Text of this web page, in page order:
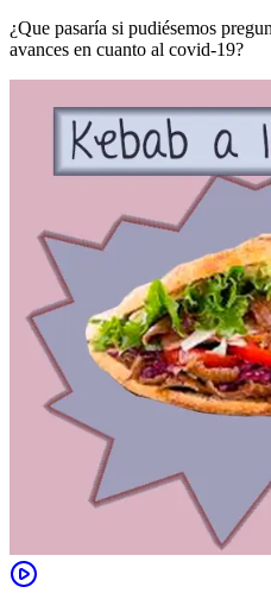
¿Que pasaría si pudiésemos
avances en cuanto al covid-19?